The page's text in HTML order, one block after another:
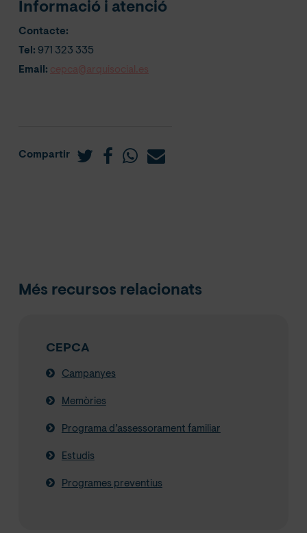
Informació i atenció
Contacte:
Tel: 971 323 335
Email: cepca@arquisocial.es
Compartir
Més recursos relacionats
CEPCA
Campanyes
Memòries
Programa d’assessorament familiar
Estudis
Programes preventius